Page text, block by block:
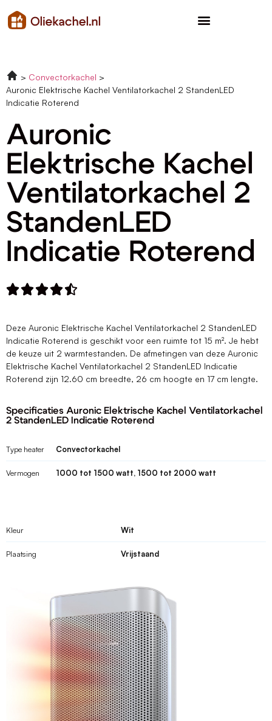
Convectorkachel
Auronic Elektrische Kachel Ventilatorkachel 2 StandenLED
Indicatie Roterend
Auronic
Elektrische Kachel
Ventilatorkachel 2
StandenLED
Indicatie Roterend

Deze Auronic Elektrische Kachel Ventilatorkachel 2 StandenLED
Indicatie Roterend is geschikt voor een ruimte tot 15 m². Je hebt
de keuze uit 2 warmtestanden. De afmetingen van deze Auronic
Elektrische Kachel Ventilatorkachel 2 StandenLED Indicatie
Roterend zijn 12.60 cm breedte, 26 cm hoogte en 17 cm lengte.
Specificaties Auronic Elektrische Kachel Ventilatorkachel
2 StandenLED Indicatie Roterend
Type heater Convectorkachel
Vermogen 1000 tot 1500 watt, 1500 tot 2000 watt
Kleur Wit
Plaatsing Vrijstaand